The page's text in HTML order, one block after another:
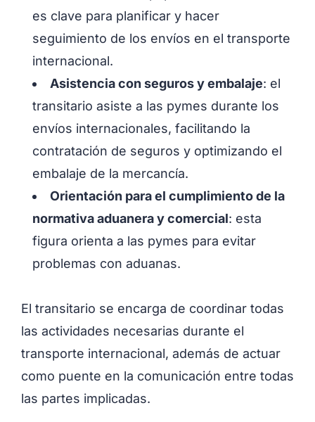
es clave para planificar y hacer
seguimiento de los envíos en el transporte
internacional.
Asistencia con seguros y embalaje: el
transitario asiste a las pymes durante los
envíos internacionales, facilitando la
contratación de seguros y optimizando el
embalaje de la mercancía.
Orientación para el cumplimiento de la
normativa aduanera y comercial: esta
figura orienta a las pymes para evitar
problemas con aduanas.
El transitario se encarga de coordinar todas
las actividades necesarias durante el
transporte internacional, además de actuar
como puente en la comunicación entre todas
las partes implicadas.